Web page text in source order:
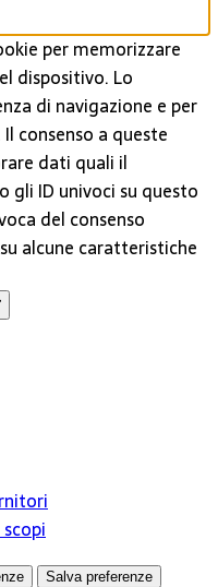
per memorizzare
dispositivo. Lo
di navigazione e per
consenso a queste
dati quali il
ID univoci su questo
del consenso
alcune caratteristiche
Salva preferenze